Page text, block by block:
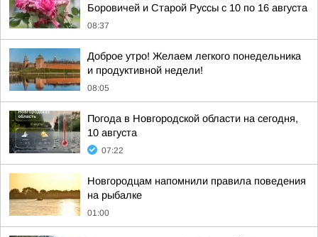
Боровичей и Старой Руссы с 10 по 16 августа
08:37
Доброе утро! Желаем легкого понедельника
и продуктивной недели!
08:05
Погода в Новгородской области на сегодня,
10 августа
07:22
Новгородцам напомнили правила поведения
на рыбалке
01:00